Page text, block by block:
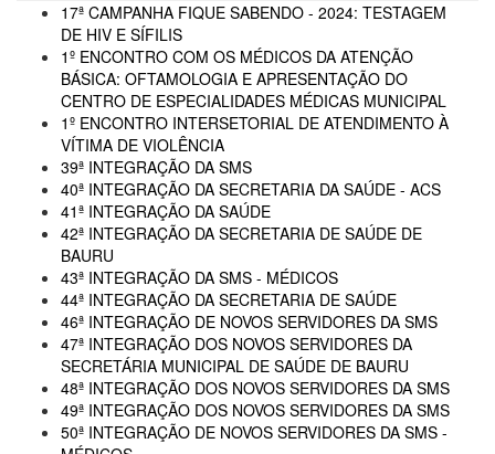
17ª CAMPANHA FIQUE SABENDO - 2024: TESTAGEM
DE HIV E SÍFILIS
1º ENCONTRO COM OS MÉDICOS DA ATENÇÃO
BÁSICA: OFTAMOLOGIA E APRESENTAÇÃO DO
CENTRO DE ESPECIALIDADES MÉDICAS MUNICIPAL
1º ENCONTRO INTERSETORIAL DE ATENDIMENTO À
VÍTIMA DE VIOLÊNCIA
39ª INTEGRAÇÃO DA SMS
40ª INTEGRAÇÃO DA SECRETARIA DA SAÚDE - ACS
41ª INTEGRAÇÃO DA SAÚDE
42ª INTEGRAÇÃO DA SECRETARIA DE SAÚDE DE
BAURU
43ª INTEGRAÇÃO DA SMS - MÉDICOS
44ª INTEGRAÇÃO DA SECRETARIA DE SAÚDE
46ª INTEGRAÇÃO DE NOVOS SERVIDORES DA SMS
47ª INTEGRAÇÃO DOS NOVOS SERVIDORES DA
SECRETÁRIA MUNICIPAL DE SAÚDE DE BAURU
48ª INTEGRAÇÃO DOS NOVOS SERVIDORES DA SMS
49ª INTEGRAÇÃO DOS NOVOS SERVIDORES DA SMS
50ª INTEGRAÇÃO DE NOVOS SERVIDORES DA SMS -